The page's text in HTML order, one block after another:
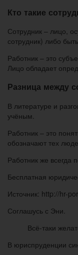
Кто такие
Сотрудник – лицо,
сотрудник) либо
Работник – это
Лицо обладает
Разница между
В литературе и
учёным.
Работник – это
обозначают тех
Работник же всегда
Бесплатная
Источник: http://hr-
Соглашусь с Эни.
Всё-таки
В юриспруденции